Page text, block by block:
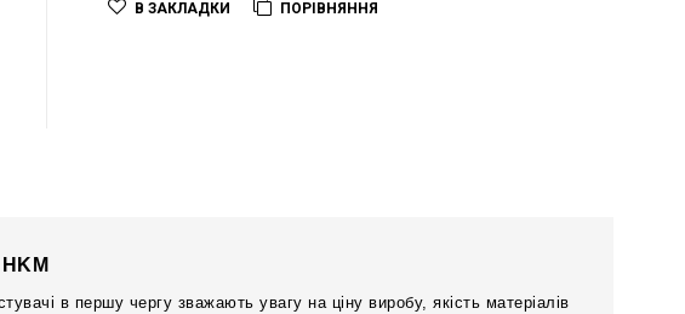
В ЗАКЛАДКИ ПОРІВНЯННЯ
в першу чергу зважають увагу на ціну виробу, якість матеріалів